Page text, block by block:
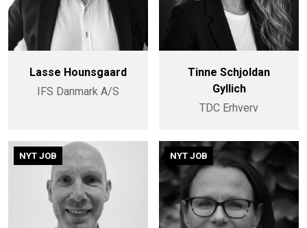
Lasse Hounsgaard
IFS Danmark A/S
Tinne Schjoldan
Gyllich
TDC Erhverv
NYT JOB NYT JOB